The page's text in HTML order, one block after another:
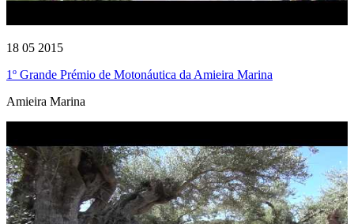
18 05 2015
1º Grande Prémio de Motonáutica da Amieira Marina
Amieira Marina